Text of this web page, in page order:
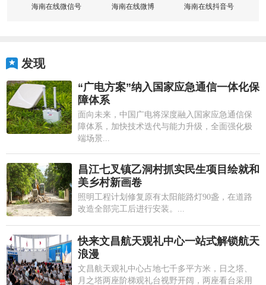
海南在线微信号 海南在线微博 海南在线抖音号
发现
“广电方案”纳入国家应急通信一体化保
障体系
面向未来，中国广电将深度融入国家应急通信保
障体系，加快技术迭代与能力升级，全面强化极
端场景...
昌江七叉镇乙洞村抓实民生项目绘就和
美乡村新画卷
照明工程计划修复原有太阳能路灯90盏，在道路
改造全部完工后进行安装。...
快来文昌航天观礼中心一站式解锁航天
浪漫
文昌航天观礼中心占地七千多平方米，日之塔、
月之塔两座阶梯观礼台视野开阔，两座看台采用